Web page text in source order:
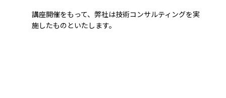
講座開催をもって、弊社は技術コンサルティングを実
施したものといたします。